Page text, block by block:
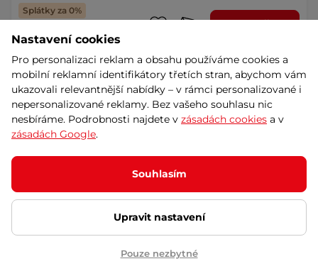
Splátky za 0%
Detail
Dámská kožená moto bunda
W-TEC Brinea - matně černá
AKCE
Stylová bunda z hovězí kůže,
certifikované chrániče Level 2 na
3 990 Kč
skladem – 11.8. u Vás
Pánská kožená bunda W-TEC
Nastavení cookies
Pro personalizaci reklam a obsahu používáme cookies a
mobilní reklamní identifikátory třetích stran, abychom vám
ukazovali relevantnější nabídky – v rámci personalizované i
nepersonalizované reklamy. Bez vašeho souhlasu nic
nesbíráme. Podrobnosti najdete v zásadách cookies a v
zásadách Google.
Souhlasím
Upravit nastavení
Pouze nezbytné